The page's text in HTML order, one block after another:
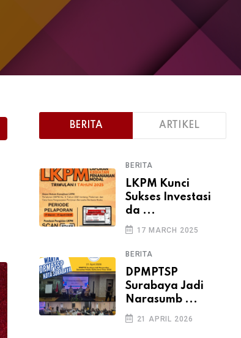
BERITA ARTIKEL
BERITA
LKPM Kunci
Sukses Investasi
da ...
17 MARCH 2025
BERITA
DPMPTSP
Surabaya Jadi
Narasumb ...
21 APRIL 2026